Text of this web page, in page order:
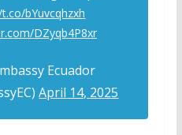
bYuvcqhzxh
DZyqb4P8xr
Ecuador
April 14, 2025